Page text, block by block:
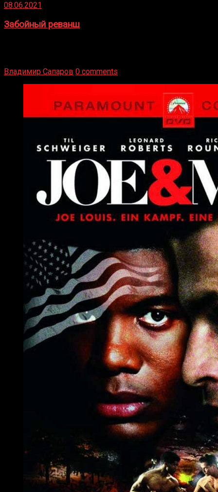
08.06.2021
Забойный реванш
Владимир Сапаров 0 comments